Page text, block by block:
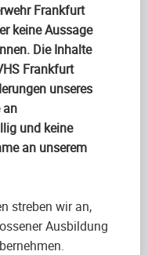
Frankfurt
keine Aussage
Die Inhalte
Frankfurt
unseres
an
und keine
an unserem
streben wir an,
Ausbildung